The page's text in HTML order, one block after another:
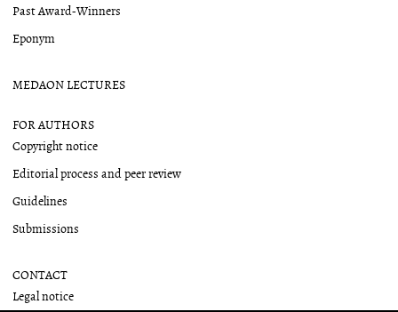
Past Award-Winners
Eponym
MEDAON LECTURES
FOR AUTHORS
Copyright notice
Editorial process and peer review
Guidelines
Submissions
CONTACT
Legal notice